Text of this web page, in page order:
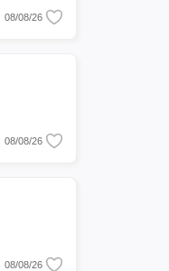
08/08/26
08/08/26
08/08/26